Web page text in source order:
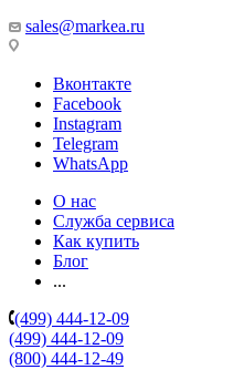
sales@markea.ru
Вконтакте
Facebook
Instagram
Telegram
WhatsApp
О нас
Служба сервиса
Как купить
Блог
...
(499) 444-12-09
(499) 444-12-09
(800) 444-12-49